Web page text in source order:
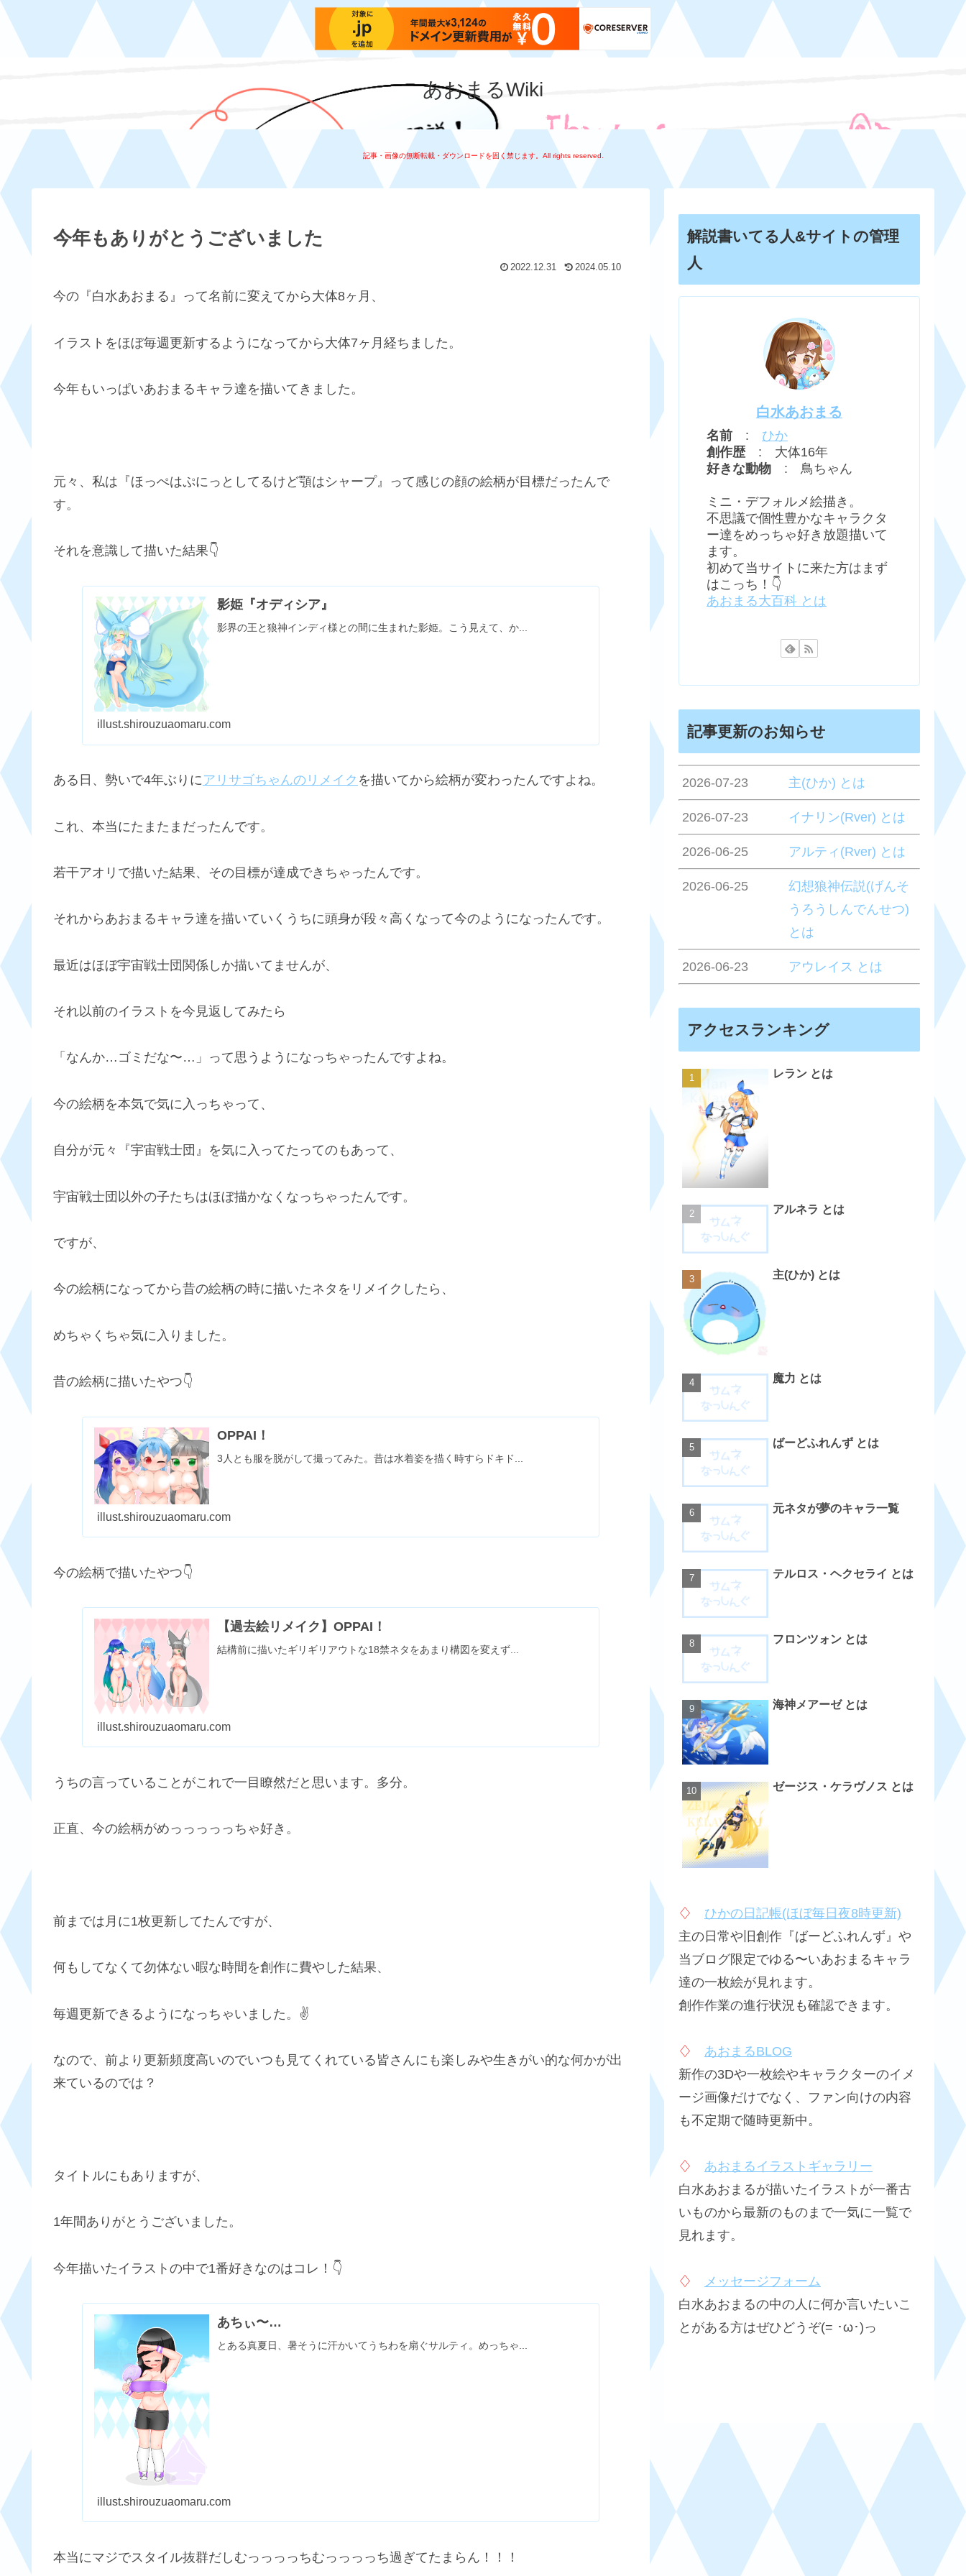
あおまるWiki
記事・画像の無断転載・ダウンロードを固く禁じます。All rights reserved.
今年もありがとうございました
2022.12.31 2024.05.10
今の『白水あおまる』って名前に変えてから大体8ヶ月、
イラストをほぼ毎週更新するようになってから大体7ヶ月経ちました。
今年もいっぱいあおまるキャラ達を描いてきました。
元々、私は『ほっぺはぷにっとしてるけど顎はシャープ』って感じの顔の絵柄が目標だったんで
す。
それを意識して描いた結果👇
影姫『オディシア』
影界の王と狼神インディ様との間に生まれた影姫。こう見えて、か...
illust.shirouzuaomaru.com
ある日、勢いで4年ぶりにアリサゴちゃんのリメイク を描いてから絵柄が変わったんですよね。
これ、本当にたまたまだったんです。
若干アオリで描いた結果、その目標が達成できちゃったんです。
それからあおまるキャラ達を描いていくうちに頭身が段々高くなって今のようになったんです。
最近はほぼ宇宙戦士団関係しか描いてませんが、
それ以前のイラストを今見返してみたら
「なんか…ゴミだな〜…」って思うようになっちゃったんですよね。
今の絵柄を本気で気に入っちゃって、
自分が元々『宇宙戦士団』を気に入ってたってのもあって、
宇宙戦士団以外の子たちはほぼ描かなくなっちゃったんです。
ですが、
今の絵柄になってから昔の絵柄の時に描いたネタをリメイクしたら、
めちゃくちゃ気に入りました。
昔の絵柄に描いたやつ👇
OPPAI！
3人とも服を脱がして撮ってみた。昔は水着姿を描く時すらドキド...
illust.shirouzuaomaru.com
今の絵柄で描いたやつ👇
【過去絵リメイク】OPPAI！
結構前に描いたギリギリアウトな18禁ネタをあまり構図を変えず...
illust.shirouzuaomaru.com
うちの言っていることがこれで一目瞭然だと思います。多分。
正直、今の絵柄がめっっっっっちゃ好き。
前までは月に1枚更新してたんですが、
何もしてなくて勿体ない暇な時間を創作に費やした結果、
毎週更新できるようになっちゃいました。✌️
なので、前より更新頻度高いのでいつも見てくれている皆さんにも楽しみや生きがい的な何かが出
来ているのでは？
タイトルにもありますが、
1年間ありがとうございました。
今年描いたイラストの中で1番好きなのはコレ！👇
あちぃ〜…
とある真夏日、暑そうに汗かいてうちわを扇ぐサルティ。めっちゃ...
illust.shirouzuaomaru.com
本当にマジでスタイル抜群だしむっっっっちむっっっっち過ぎてたまらん！！！
解説書いてる人&サイトの管理
人
白水あおまる
名前 : ひか
創作歴 : 大体16年
好きな動物 : 鳥ちゃん
ミニ・デフォルメ絵描き。
不思議で個性豊かなキャラクタ
ー達をめっちゃ好き放題描いて
ます。
初めて当サイトに来た方はまず
はこっち！👇
あおまる大百科 とは
記事更新のお知らせ
2026-07-23 主(ひか) とは
2026-07-23 イナリン(Rver) とは
2026-06-25 アルティ(Rver) とは
2026-06-25
幻想狼神伝説(げんそ
うろうしんでんせつ)
とは
2026-06-23 アウレイス とは
アクセスランキング
レラン とは
アルネラ とは
主(ひか) とは
魔力 とは
ばーどふれんず とは
元ネタが夢のキャラ一覧
テルロス・ヘクセライ とは
フロンツォン とは
海神メアーゼ とは
ゼージス・ケラヴノス とは
♢
ひかの日記帳(ほぼ毎日夜8時更新)
主の日常や旧創作『ばーどふれんず』や
当ブログ限定でゆる〜いあおまるキャラ
達の一枚絵が見れます。
創作作業の進行状況も確認できます。
♢
あおまるBLOG
新作の3Dや一枚絵やキャラクターのイメ
ージ画像だけでなく、ファン向けの内容
も不定期で随時更新中。
♢
あおまるイラストギャラリー
白水あおまるが描いたイラストが一番古
いものから最新のものまで一気に一覧で
見れます。
♢
メッセージフォーム
白水あおまるの中の人に何か言いたいこ
とがある方はぜひどうぞ(= ･ω･)っ